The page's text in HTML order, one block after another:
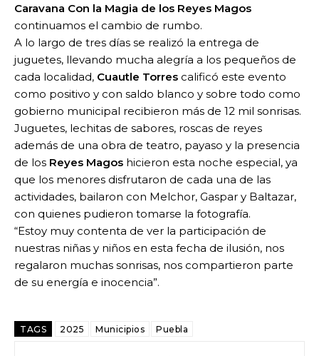
Caravana Con la Magia de los Reyes Magos
continuamos el cambio de rumbo.
A lo largo de tres días se realizó la entrega de
juguetes, llevando mucha alegría a los pequeños de
cada localidad, Cuautle Torres calificó este evento
como positivo y con saldo blanco y sobre todo como
gobierno municipal recibieron más de 12 mil sonrisas.
Juguetes, lechitas de sabores, roscas de reyes
además de una obra de teatro, payaso y la presencia
de los Reyes Magos hicieron esta noche especial, ya
que los menores disfrutaron de cada una de las
actividades, bailaron con Melchor, Gaspar y Baltazar,
con quienes pudieron tomarse la fotografía.
“Estoy muy contenta de ver la participación de
nuestras niñas y niños en esta fecha de ilusión, nos
regalaron muchas sonrisas, nos compartieron parte
de su energía e inocencia”.
TAGS 2025 Municipios Puebla